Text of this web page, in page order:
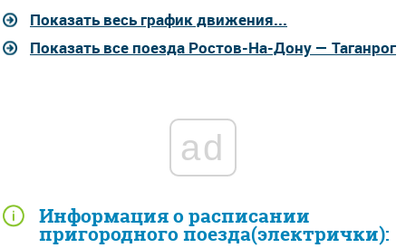
Информация о расписании
пригородного поезда(электрички):
Показать весь график движения...
Показать все поезда Ростов-На-Дону — Таганрог
ad